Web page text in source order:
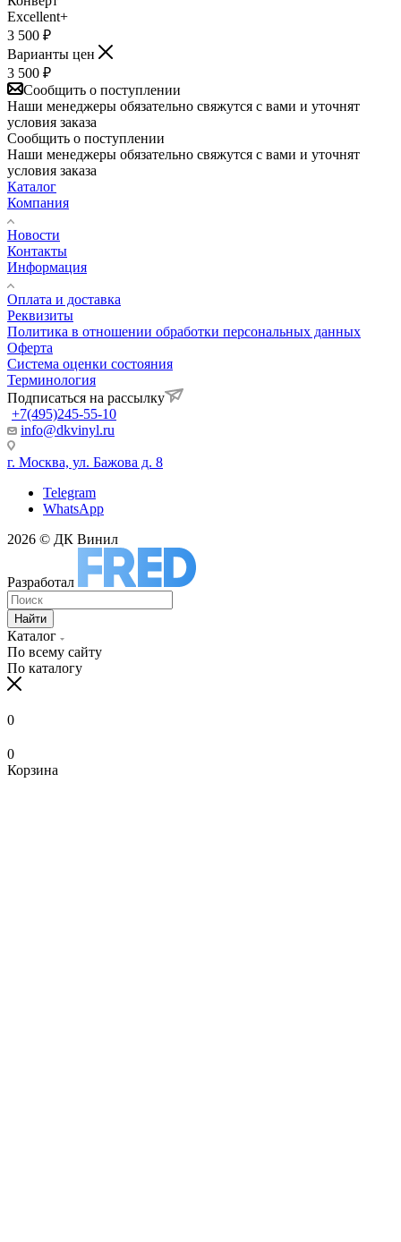
Excellent+
3 500 ₽
Варианты цен
3 500 ₽
Сообщить о поступлении
Наши менеджеры обязательно свяжутся с вами и уточнят
условия заказа
Сообщить о поступлении
Наши менеджеры обязательно свяжутся с вами и уточнят
условия заказа
Каталог
Компания
Новости
Контакты
Информация
Оплата и доставка
Реквизиты
Политика в отношении обработки персональных данных
Оферта
Система оценки состояния
Терминология
Подписаться на рассылку
+7(495)245-55-10
info@dkvinyl.ru
г. Москва, ул. Бажова д. 8
Telegram
WhatsApp
2026 © ДК Винил
Разработал
Найти
Каталог
По всему сайту
По каталогу
0
0
Корзина